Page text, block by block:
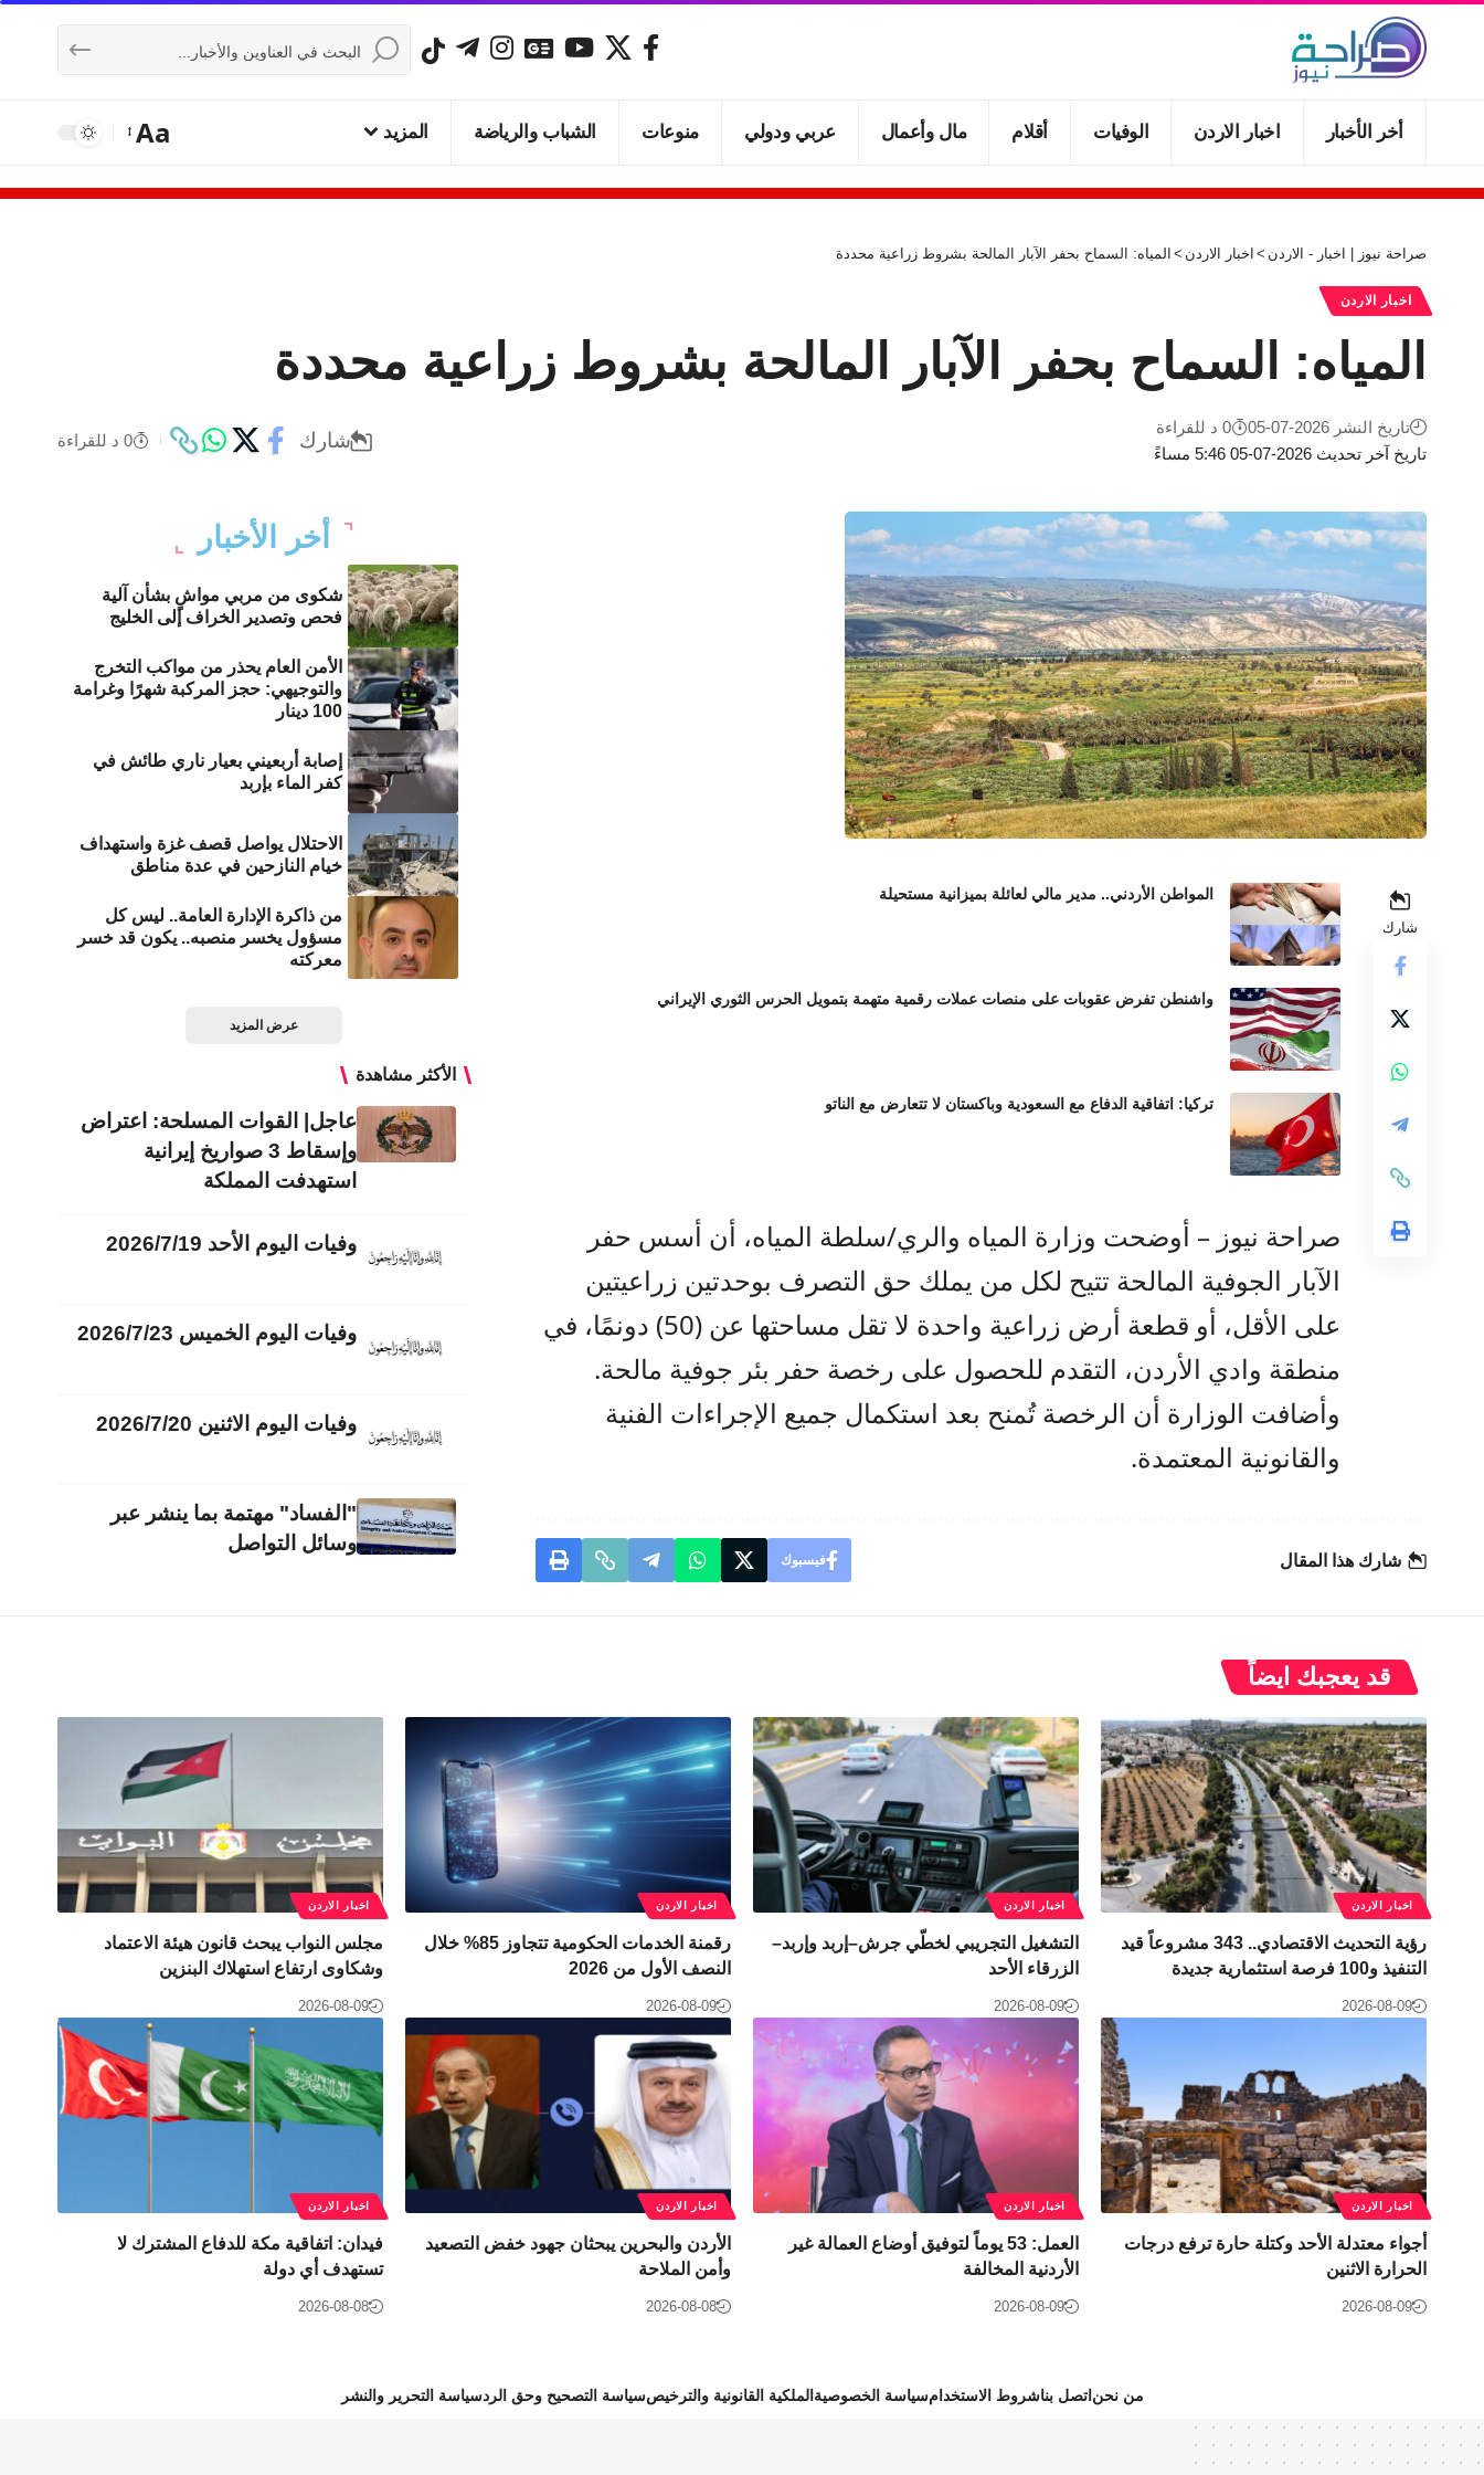
أخر الأخبار اخبار الاردن الوفيات أقلام مال وأعمال عربي ودولي منوعات الشباب والرياضة المزيد Aa
صراحة نيوز | اخبار - الاردن > اخبار الاردن > المياه: السماح بحفر الآبار المالحة بشروط زراعية محددة
اخبار الاردن
المياه: السماح بحفر الآبار المالحة بشروط زراعية محددة
تاريخ آخر تحديث 2026-07-05 5:46 مساءً
تاريخ النشر 2026-07-05 0 د للقراءة
شارك 0 د للقراءة
شارك
المواطن الأردني.. مدير مالي لعائلة بميزانية مستحيلة
واشنطن تفرض عقوبات على منصات عملات رقمية متهمة بتمويل الحرس الثوري الإيراني
تركيا: اتفاقية الدفاع مع السعودية وباكستان لا تتعارض مع الناتو
صراحة نيوز – أوضحت وزارة المياه والري/سلطة المياه، أن أسس حفر
الآبار الجوفية المالحة تتيح لكل من يملك حق التصرف بوحدتين زراعيتين
على الأقل، أو قطعة أرض زراعية واحدة لا تقل مساحتها عن (50) دونمًا، في
منطقة وادي الأردن، التقدم للحصول على رخصة حفر بئر جوفية مالحة.
وأضافت الوزارة أن الرخصة تُمنح بعد استكمال جميع الإجراءات الفنية
والقانونية المعتمدة.
شارك هذا المقال فيسبوك
أخر الأخبار
شكوى من مربي مواشٍ بشأن آلية
فحص وتصدير الخراف إلى الخليج
الأمن العام يحذر من مواكب التخرج
والتوجيهي: حجز المركبة شهرًا وغرامة
100 دينار
إصابة أربعيني بعيار ناري طائش في
كفر الماء بإربد
الاحتلال يواصل قصف غزة واستهداف
خيام النازحين في عدة مناطق
من ذاكرة الإدارة العامة.. ليس كل
مسؤول يخسر منصبه.. يكون قد خسر
معركته
عرض المزيد
الأكثر مشاهدة
عاجل| القوات المسلحة: اعتراض
وإسقاط 3 صواريخ إيرانية
استهدفت المملكة
وفيات اليوم الأحد 2026/7/19
وفيات اليوم الخميس 2026/7/23
وفيات اليوم الاثنين 2026/7/20
"الفساد" مهتمة بما ينشر عبر
وسائل التواصل
قد يعجبك ايضاً
اخبار الاردن
رؤية التحديث الاقتصادي.. 343 مشروعاً قيد
التنفيذ و100 فرصة استثمارية جديدة
2026-08-09
اخبار الاردن
التشغيل التجريبي لخطّي جرش–إربد وإربد–
الزرقاء الأحد
2026-08-09
اخبار الاردن
رقمنة الخدمات الحكومية تتجاوز 85% خلال
النصف الأول من 2026
2026-08-09
اخبار الاردن
مجلس النواب يبحث قانون هيئة الاعتماد
وشكاوى ارتفاع استهلاك البنزين
2026-08-09
اخبار الاردن
أجواء معتدلة الأحد وكتلة حارة ترفع درجات
الحرارة الاثنين
2026-08-09
اخبار الاردن
العمل: 53 يوماً لتوفيق أوضاع العمالة غير
الأردنية المخالفة
2026-08-09
اخبار الاردن
الأردن والبحرين يبحثان جهود خفض التصعيد
وأمن الملاحة
2026-08-08
اخبار الاردن
فيدان: اتفاقية مكة للدفاع المشترك لا
تستهدف أي دولة
2026-08-08
من نحن اتصل بناشروط الاستخدامسياسة الخصوصية الملكية القانونية والترخيصسياسة التصحيح وحق الردسياسة التحرير والنشر